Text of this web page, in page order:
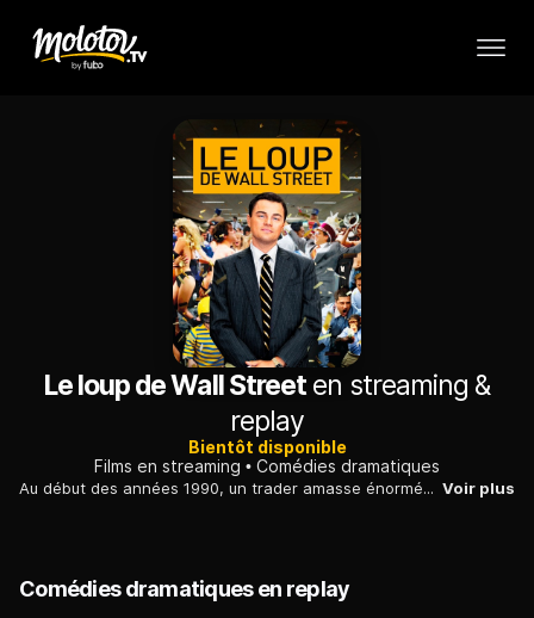
Le loup de Wall Streeten streaming &
replay
Bientôt disponible
Films en streaming
Comédies dramatiques
Au début des années 1990, un trader amasse énormément d'argent, flambe beaucoup, tombe dans la drogue avant que ses activités n'attirent l'attention du FBI. Voir plus
Comédies dramatiques en replay